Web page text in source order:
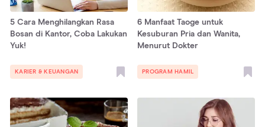
5 Cara Menghilangkan Rasa
Bosan di Kantor, Coba Lakukan
Yuk!
KARIER & KEUANGAN
6 Manfaat Taoge untuk
Kesuburan Pria dan Wanita,
Menurut Dokter
PROGRAM HAMIL